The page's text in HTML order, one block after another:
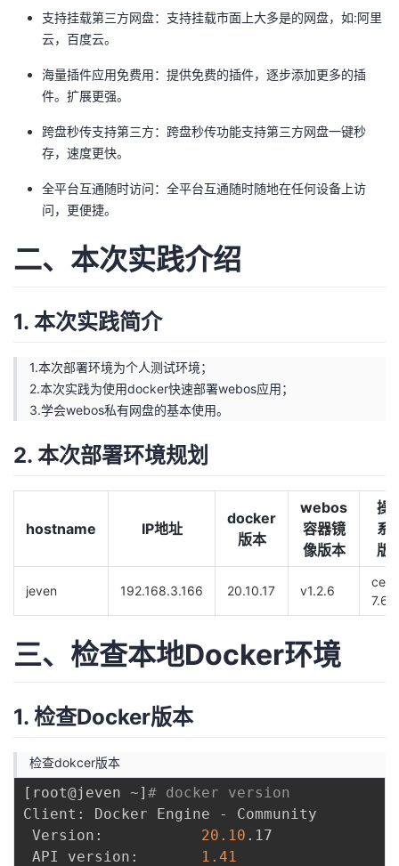
动
关
注
发
课
的
我
Programs
的
术
云
支持挂载第三方网盘：支持挂载市面上大多是的网盘，如:阿里
云，百度云。
海量插件应用免费用：提供免费的插件，逐步添加更多的插
件。扩展更强。
跨盘秒传支持第三方：跨盘秒传功能支持第三方网盘一键秒
存，速度更快。
全平台互通随时访问：全平台互通随时随地在任何设备上访
问，更便捷。
二、本次实践介绍
1. 本次实践简介
1.本次部署环境为个人测试环境；
2.本次实践为使用docker快速部署webos应用；
3.学会webos私有网盘的基本使用。
2. 本次部署环境规划
hostname IP地址
docker
版本
webos
容器镜
像版本
操
系
版
jeven 192.168.3.166 20.10.17 v1.2.6
7.6
三、检查本地Docker环境
1. 检查Docker版本
检查dokcer版本
[ root@jeven ~] # docker version
Client: Docker Engine - Community
Version: 20.10 .17
API version:
1.41